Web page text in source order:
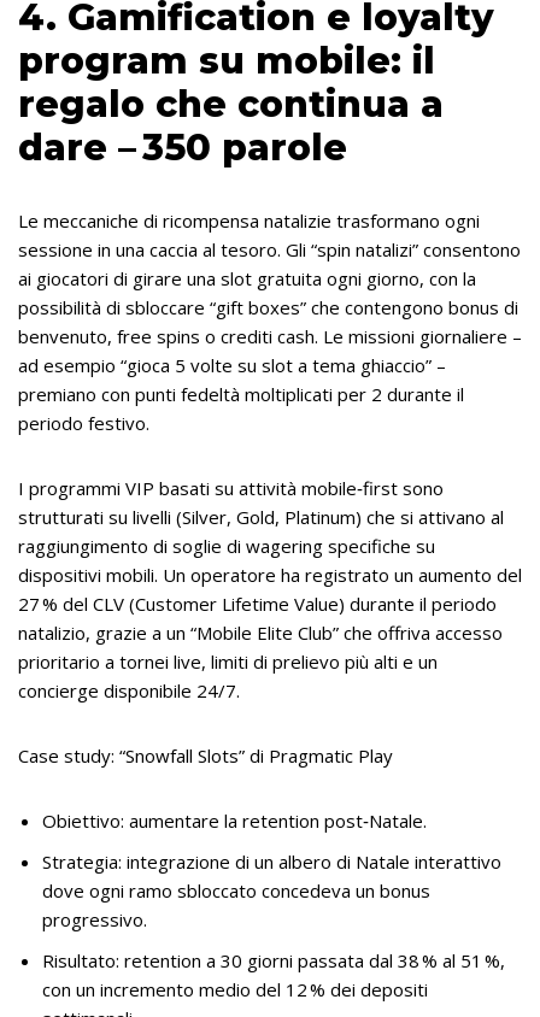
4. Gamification e loyalty
program su mobile: il
regalo che continua a
dare – 350 parole
Le meccaniche di ricompensa natalizie trasformano ogni
sessione in una caccia al tesoro. Gli “spin natalizi” consentono
ai giocatori di girare una slot gratuita ogni giorno, con la
possibilità di sbloccare “gift boxes” che contengono bonus di
benvenuto, free spins o crediti cash. Le missioni giornaliere –
ad esempio “gioca 5 volte su slot a tema ghiaccio” –
premiano con punti fedeltà moltiplicati per 2 durante il
periodo festivo.
I programmi VIP basati su attività mobile‑first sono
strutturati su livelli (Silver, Gold, Platinum) che si attivano al
raggiungimento di soglie di wagering specifiche su
dispositivi mobili. Un operatore ha registrato un aumento del
27 % del CLV (Customer Lifetime Value) durante il periodo
natalizio, grazie a un “Mobile Elite Club” che offriva accesso
prioritario a tornei live, limiti di prelievo più alti e un
concierge disponibile 24/7.
Case study: “Snowfall Slots” di Pragmatic Play
Obiettivo: aumentare la retention post‑Natale.
Strategia: integrazione di un albero di Natale interattivo
dove ogni ramo sbloccato concedeva un bonus
progressivo.
Risultato: retention a 30 giorni passata dal 38 % al 51 %,
con un incremento medio del 12 % dei depositi